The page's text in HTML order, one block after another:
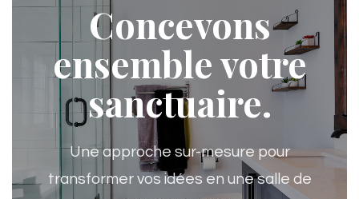
Concevons
ensemble votre
sanctuaire.
Une approche sur-mesure pour
transformer vos idées en une salle de